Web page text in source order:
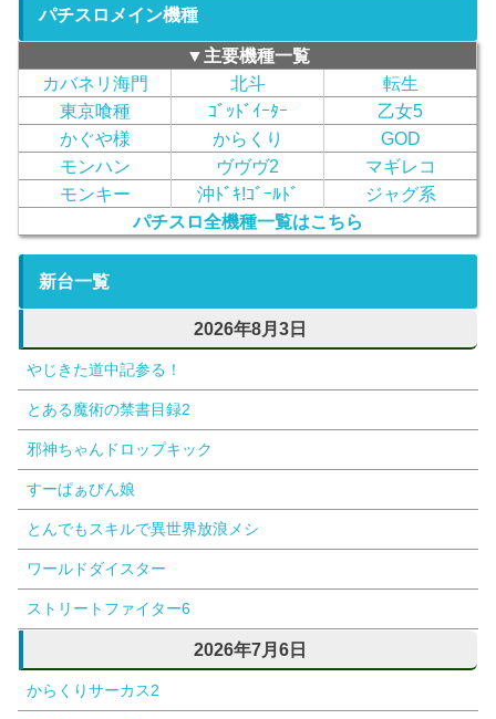
パチスロメイン機種
▼主要機種一覧
カバネリ海門
北斗
転生
東京喰種
ｺﾞｯﾄﾞｲｰﾀｰ
乙女5
かぐや様
からくり
GOD
モンハン
ヴヴヴ2
マギレコ
モンキー
沖ﾄﾞｷ!ｺﾞｰﾙﾄﾞ
ジャグ系
パチスロ全機種一覧はこちら
新台一覧
2026年8月3日
やじきた道中記参る！
とある魔術の禁書目録2
邪神ちゃんドロップキック
すーぱぁびん娘
とんでもスキルで異世界放浪メシ
ワールドダイスター
ストリートファイター6
2026年7月6日
からくりサーカス2